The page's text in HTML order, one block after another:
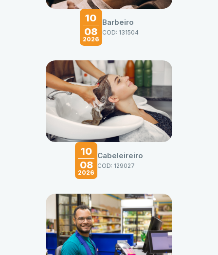
10
08
2026
Barbeiro
COD: 131504
10
08
2026
Cabeleireiro
COD: 129027